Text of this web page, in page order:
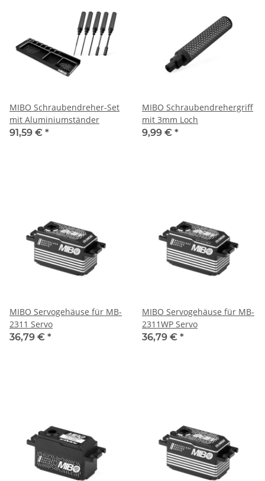
MIBO Schraubendreher-Set
mit Aluminiumständer
91,59 € *
MIBO Schraubendrehergriff
mit 3mm Loch
9,99 € *
MIBO Servogehäuse für MB-
2311 Servo
36,79 € *
MIBO Servogehäuse für MB-
2311WP Servo
36,79 € *